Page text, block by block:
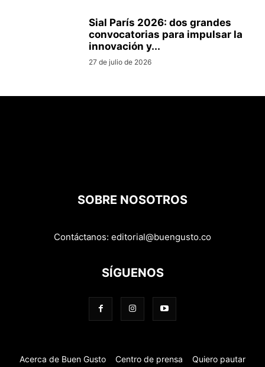
Sial París 2026: dos grandes
convocatorias para impulsar la
innovación y...
27 de julio de 2026
SOBRE NOSOTROS
Contáctanos: editorial@buengusto.co
SÍGUENOS
Acerca de Buen Gusto Centro de prensa Quiero pautar